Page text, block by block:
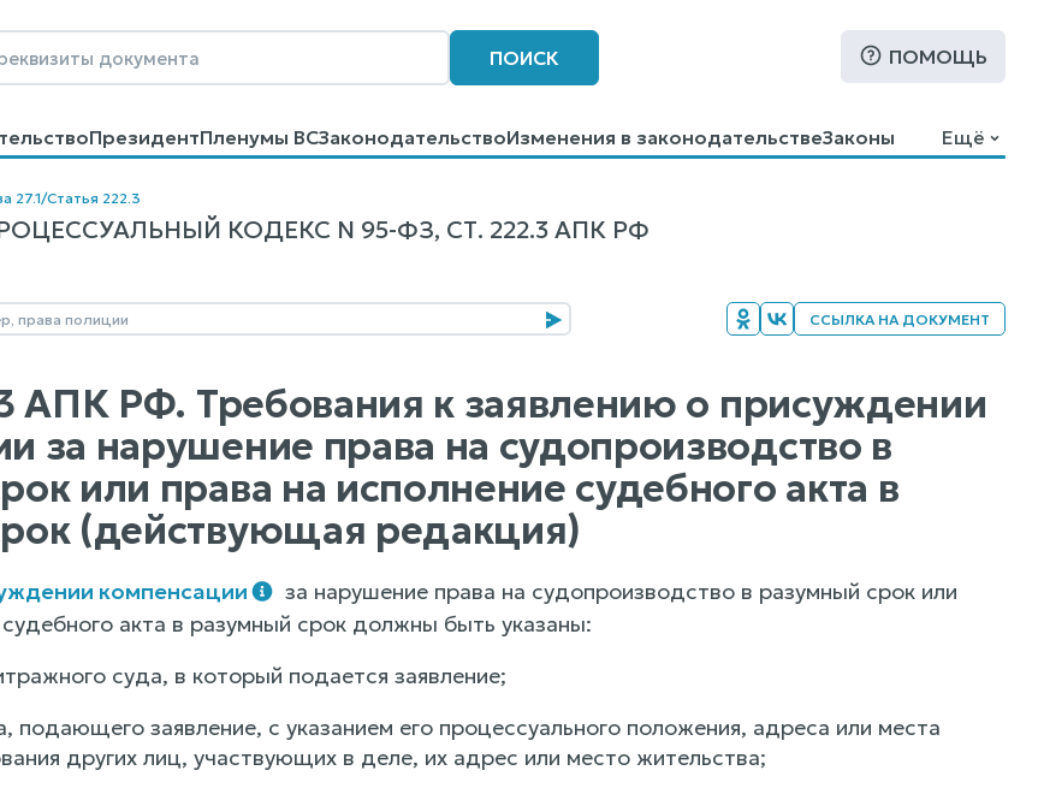
ПОИСК ПОМОЩЬ
ПрезидентПленумы ВСЗаконодательствоИзменения в законодательствеЗаконы
КонтактыПомощьПоиск
Ещё
27.1/Статья 222.3
КОДЕКС N 95-ФЗ, СТ. 222.3 АПК РФ
ССЫЛКА НА ДОКУМЕНТ
АПК РФ. Требования к заявлению о присуждении
за нарушение права на судопроизводство в
или права на исполнение судебного акта в
(действующая редакция)
компенсации
за нарушение права на судопроизводство в разумный срок или
акта в разумный срок должны быть указаны:
суда, в который подается заявление;
подающего заявление, с указанием его процессуального положения, адреса или места
других лиц, участвующих в деле, их адрес или место жительства;